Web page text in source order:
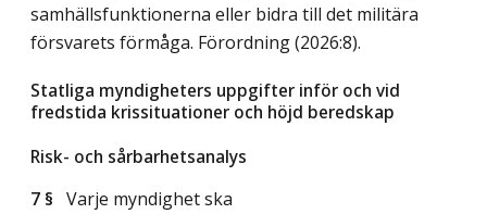
samhällsfunktionerna eller bidra till det militära
försvarets förmåga. Förordning (2026:8).
Statliga myndigheters uppgifter inför och vid
fredstida krissituationer och höjd beredskap
Risk- och sårbarhetsanalys
7 § Varje myndighet ska